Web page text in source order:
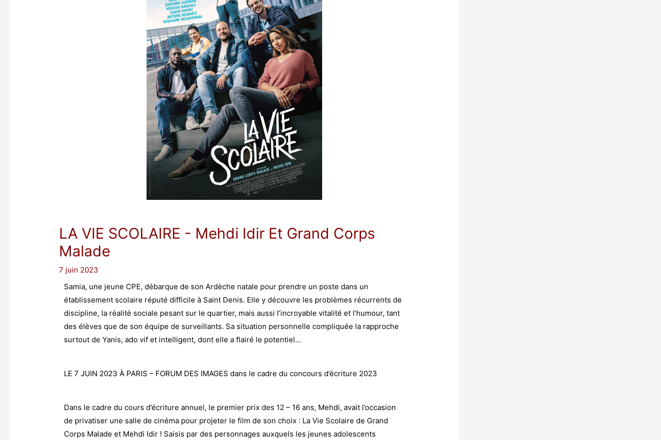
LA VIE SCOLAIRE - Mehdi Idir Et Grand Corps
Malade
7 juin 2023
Samia, une jeune CPE, débarque de son Ardèche natale pour prendre un poste dans un
établissement scolaire réputé difficile à Saint Denis. Elle y découvre les problèmes récurrents de
discipline, la réalité sociale pesant sur le quartier, mais aussi l’incroyable vitalité et l’humour, tant
des élèves que de son équipe de surveillants. Sa situation personnelle compliquée la rapproche
surtout de Yanis, ado vif et intelligent, dont elle a flairé le potentiel…
LE 7 JUIN 2023 À PARIS – FORUM DES IMAGES dans le cadre du concours d’écriture 2023
Dans le cadre du cours d’écriture annuel, le premier prix des 12 – 16 ans, Mehdi, avait l’occasion
de privatiser une salle de cinéma pour projeter le film de son choix : La Vie Scolaire de Grand
Corps Malade et Mehdi Idir ! Saisis par des personnages auxquels les jeunes adolescents